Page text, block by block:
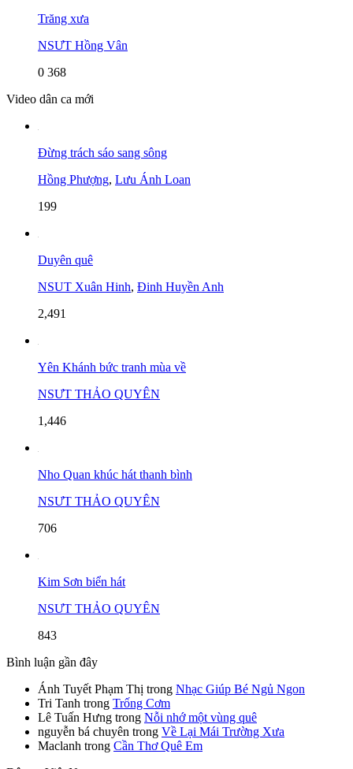
Trăng xưa
NSƯT Hồng Vân
0 368
Video dân ca mới
Đừng trách sáo sang sông
Hồng Phượng, Lưu Ánh Loan
199
Duyên quê
NSUT Xuân Hinh, Đinh Huyền Anh
2,491
Yên Khánh bức tranh mùa về
NSƯT THẢO QUYÊN
1,446
Nho Quan khúc hát thanh bình
NSƯT THẢO QUYÊN
706
Kim Sơn biển hát
NSƯT THẢO QUYÊN
843
Bình luận gần đây
Ánh Tuyết Phạm Thị trong Nhạc Giúp Bé Ngủ Ngon
Tri Tanh trong Trống Cơm
Lê Tuấn Hưng trong Nỗi nhớ một vùng quê
nguyễn bá chuyên trong Về Lại Mái Trường Xưa
Maclanh trong Cần Thơ Quê Em